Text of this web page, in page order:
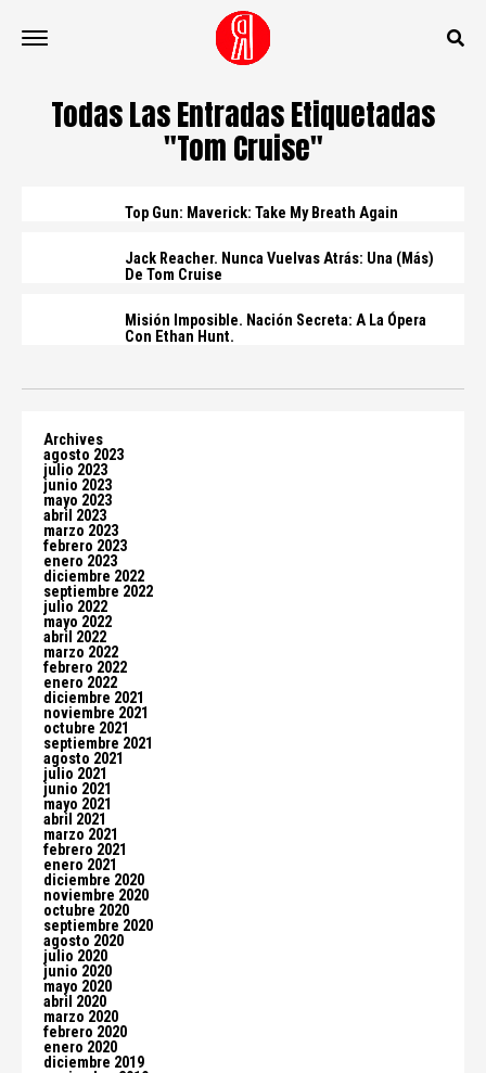
Todas Las Entradas Etiquetadas
"Tom Cruise"
Top Gun: Maverick: Take My Breath Again
Jack Reacher. Nunca Vuelvas Atrás: Una (más)
De Tom Cruise
Misión Imposible. Nación Secreta: A La Ópera
Con Ethan Hunt.
Archives
agosto 2023
julio 2023
junio 2023
mayo 2023
abril 2023
marzo 2023
febrero 2023
enero 2023
diciembre 2022
septiembre 2022
julio 2022
mayo 2022
abril 2022
marzo 2022
febrero 2022
enero 2022
diciembre 2021
noviembre 2021
octubre 2021
septiembre 2021
agosto 2021
julio 2021
junio 2021
mayo 2021
abril 2021
marzo 2021
febrero 2021
enero 2021
diciembre 2020
noviembre 2020
octubre 2020
septiembre 2020
agosto 2020
julio 2020
junio 2020
mayo 2020
abril 2020
marzo 2020
febrero 2020
enero 2020
diciembre 2019